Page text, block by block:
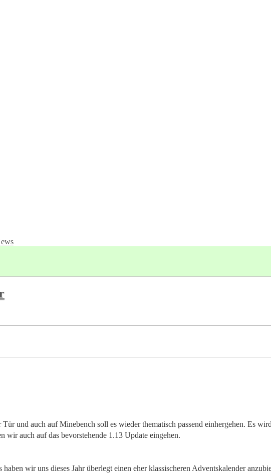
und auch auf Minebench soll es wieder thematisch passend einhergehen. Es
wir auch auf das bevorstehende 1.13 Update eingehen.
wir uns dieses Jahr überlegt einen eher klassischeren Adventskalender